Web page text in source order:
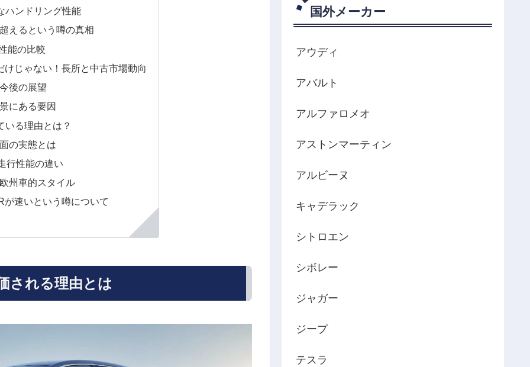
ハンドリング性能
えるという噂の真相
能の比較
じゃない！長所と中古市場動向
後の展望
にある要因
いる理由とは？
の実態とは
行性能の違い
州車的スタイル
速いという噂について
される理由とは
国外メーカー
アウディ
アバルト
アルファロメオ
アストンマーティン
アルビーヌ
キャデラック
シトロエン
シボレー
ジャガー
ジープ
テスラ